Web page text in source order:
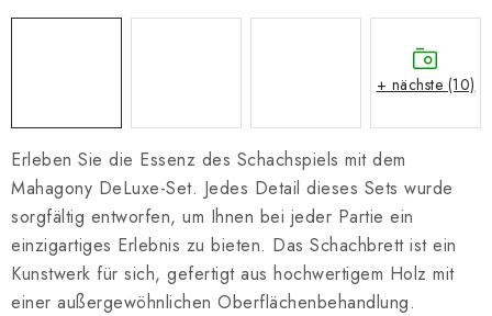
Geschäftsbedingungen
Erleben Sie die Essenz des Schachspiels mit dem
Mahagony DeLuxe-Set. Jedes Detail dieses Sets wurde
sorgfältig entworfen, um Ihnen bei jeder Partie ein
einzigartiges Erlebnis zu bieten. Das Schachbrett ist ein
Kunstwerk für sich, gefertigt aus hochwertigem Holz mit
einer außergewöhnlichen Oberflächenbehandlung.
+ nächste (10)